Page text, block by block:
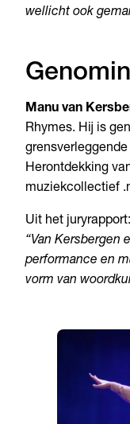
wellicht ook
Manu van
Rhymes. Hij is
Herontdekking
muziekcollectief
Uit het juryrapport:
“Van Kersbergen
performance en
vorm van